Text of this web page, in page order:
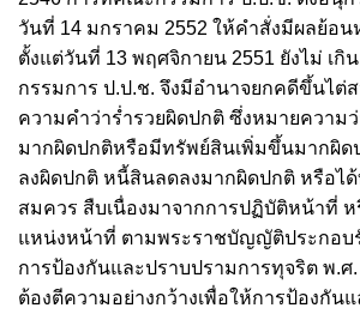
วันที่ 14 มกราคม 2552 ให้คําสั่งมีผลย้อน
ตั้งแต่วันที่ 13 พฤศจิกายน 2551 ยังไม่ เกิ
กรรมการ ป.ป.ช. จึงมีอํานาจยกคดีขึ้นไต่
ความคําว่าร่ำรวยผิดปกติ ซึ่งหมายความ
มากผิดปกติหรือมีทรัพย์สินเพิ่มขึ้นมากผิ
ลงผิดปกติ หนี้สินลดลงมากผิดปกติ หรือไ
สมควร สืบเนื่องมาจากการปฏิบัติหน้าที่
แหน่งหน้าที่ ตามพระราชบัญญัติประกอบ
การป้องกันและปราบปรามการทุจริต พ.ศ.
ต้องตีความอย่างกว้างเพื่อให้การป้องกัน